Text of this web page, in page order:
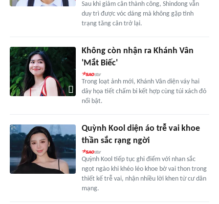
Sau khi giảm cân thành công, Shindong vẫn
duy trì được vóc dáng mà không gặp tình
trạng tăng cân trở lại.
Không còn nhận ra Khánh Vân
'Mắt Biếc'
Trong loạt ảnh mới, Khánh Vân diện váy hai
dây họa tiết chấm bi kết hợp cùng túi xách đỏ
nổi bật.
Quỳnh Kool diện áo trễ vai khoe
thần sắc rạng ngời
Quỳnh Kool tiếp tục ghi điểm với nhan sắc
ngọt ngào khi khéo léo khoe bờ vai thon trong
thiết kế trễ vai, nhận nhiều lời khen từ cư dân
mạng.